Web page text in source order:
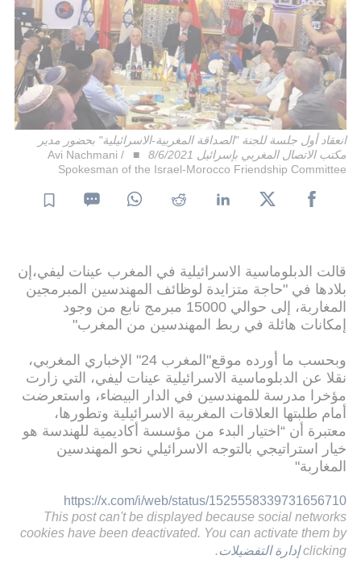
انعقاد أول جلسة للجنة "الصداقة المغربية-الاسرائيلية" بحضور مدير
مكتب الاتصال المغربي بإسرائيل 8/6/2021
Avi Nachmani /
Spokesman of the Israel-Morocco Friendship Committee
قالت الدبلوماسية الاسرائيلية في المغرب عينات ليفي،إن
بلادها في "حاجة متزايدة لوظائف المهندسين المبرمجين
المغاربة، إلى حوالي 15000 مبرمج نابع من وجود
إمكانات هائلة في ربط المهندسين من المغرب"
وبحسب ما أورده موقع"المغرب 24" الإخباري المغربي،
نقلا عن الدبلوماسية الاسرائيلية عينات ليفي، التي زارت
مؤخرا مدرسة للمهندسين في الدار البيضاء، واستعرضت
أمام طلبتها العلاقات المغربية الاسرائيلية وتطورها،
معتبرة أن “اختيار البدء من مؤسسة أكاديمية للهندسة هو
خيار استراتيجي بالتوجه الاسرائيلي نحو المهندسين
المغاربة"
https://x.com/i/web/status/1525558339731656710
This post can't be displayed because social networks
cookies have been deactivated. You can activate them by
clicking إدارة التفضيلات.